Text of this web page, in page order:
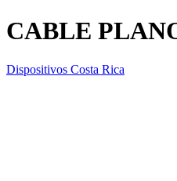
CABLE
Dispositivos Costa Rica